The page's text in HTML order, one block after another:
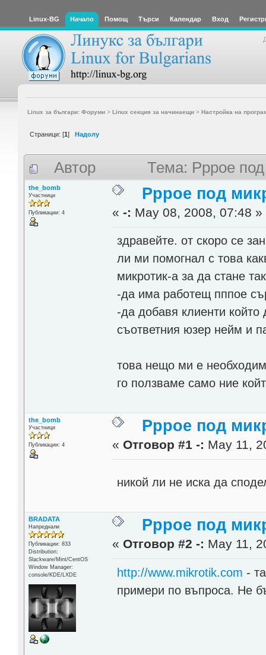
Linux-BG Начало Помощ Търси Календар Вход
Linux за българи: Форуми> Linux секция за начинаещи> Настройка на
Страници: [1] Надолу
Автор Тема: Pppoe
the_bomb
Участници
Публикации: 4
Pppoe под
«-: May 08, 2008, 07:48 »
здравейте. от скоро се
ли ми помогнал с това
микротик-а за да стане
-да има работещ пппое
-да добавя клиенти
съответния юзер нейм и
това нещо ми е
го ползваме само ние
the_bomb
Участници
Публикации: 4
Pppoe под
« Отговор #1 -: May 11,
никой ли не иска да
BRADATA
Напреднали
Публикации: 833
Distribution:
Slackware/Mint/CentOS
Window Manager:
console/KDE/LXDE
Pppoe под
« Отговор #2 -: May 11,
http://www.mikrotik.com -
примери по въпроса. Не